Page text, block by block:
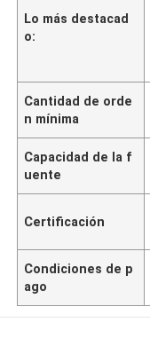
Lo más destacad
o:
Cantidad de orde
n mínima
Capacidad de la f
uente
Certificación
Condiciones de p
ago